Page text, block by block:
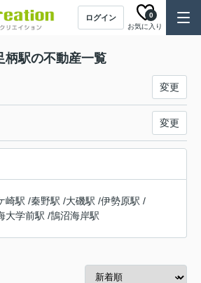
ログイン
お気に入り
0
柄駅の不動産一覧
変更
変更
崎駅 /秦野駅 /大磯駅 /伊勢原駅 /
大学前駅 /鵠沼海岸駅